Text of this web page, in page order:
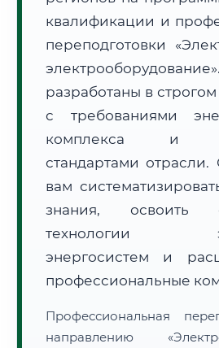
Расчет логистики оригиналов:
• Маршрут транзита:
• Экспресс-доставка СДЭК / Почтой:
4–6
🔍Нажмите на документ для
квалификации и
переподготовки
разработаны в строгом
с требованиями
комплекса и
стандартами отрасли.
вам
знания, освоить
технологии
энергосистем и
профессиональные
Профессиональная
направлению